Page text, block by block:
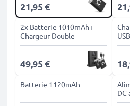
21,95 €
2x Batterie 1010mAh+
Chargeur Double
49,95 €
USB
Batterie 1120mAh
DC